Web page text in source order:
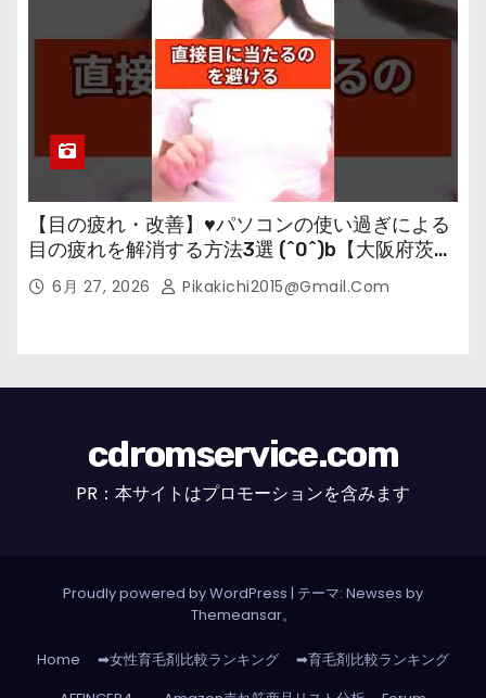
【目の疲れ・改善】♥パソコンの使い過ぎによる
目の疲れを解消する方法3選 (^0^)b【大阪府茨木
市の女性・美容鍼灸・整体師が教えます。】
6月 27, 2026 Pikakichi2015@gmail.com
cdromservice.com
PR：本サイトはプロモーションを含みます
Proudly powered by WordPress | テーマ: Newses by
Themeansar。
Home ➡女性育毛剤比較ランキング
➡育毛剤比較ランキング